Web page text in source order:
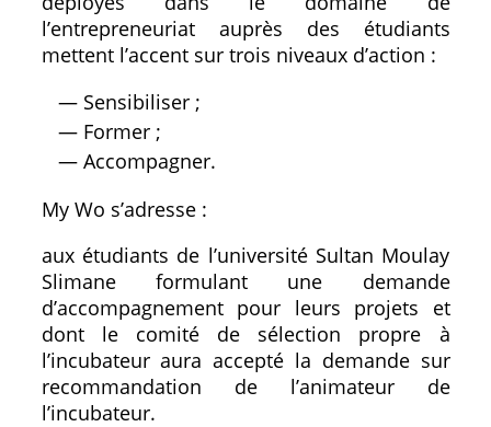
l’entrepreneuriat auprès des étudiants
mettent l’accent sur trois niveaux d’action :
— Sensibiliser ;
— Former ;
— Accompagner.
My Wo s’adresse :
aux étudiants de l’université Sultan Moulay
Slimane formulant une demande
d’accompagnement pour leurs projets et
dont le comité de sélection propre à
l’incubateur aura accepté la demande sur
recommandation de l’animateur de
l’incubateur.